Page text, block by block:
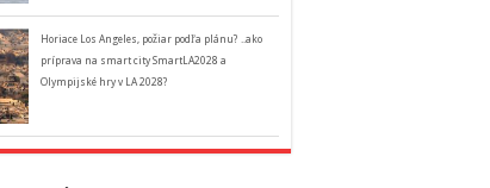
Horiace Los Angeles, požiar podľa plánu? ..ako
príprava na smart city SmartLA2028 a
Olympijské hry v LA 2028?